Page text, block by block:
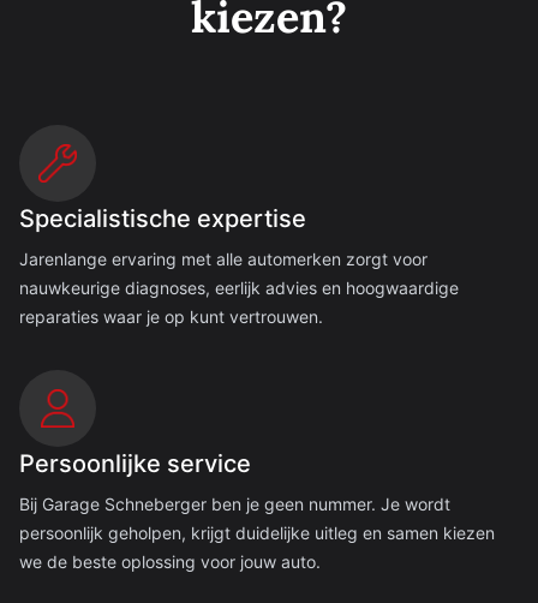
kiezen?
Specialistische expertise
Jarenlange ervaring met alle automerken zorgt voor
nauwkeurige diagnoses, eerlijk advies en hoogwaardige
reparaties waar je op kunt vertrouwen.
Persoonlijke service
Bij Garage Schneberger ben je geen nummer. Je wordt
persoonlijk geholpen, krijgt duidelijke uitleg en samen kiezen
we de beste oplossing voor jouw auto.